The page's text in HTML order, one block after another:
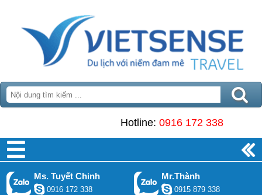
Hotline: 0916 172 338
Ms. Tuyết Chinh
0916 172 338
Mr.Thành
0915 879 338